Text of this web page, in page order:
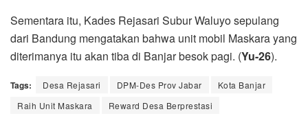
Sementara itu, Kades Rejasari Subur Waluyo sepulang
dari Bandung mengatakan bahwa unit mobil Maskara yang
diterimanya itu akan tiba di Banjar besok pagi. (Yu-26).
Tags: Desa Rejasari DPM-Des Prov Jabar
Kota Banjar
Raih Unit Maskara
Reward Desa Berprestasi